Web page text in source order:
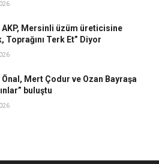
AKP, Mersinli üzüm üreticisine
Toprağını Terk Et” Diyor
Önal, Mert Çodur ve Ozan Bayraşa
buluştu